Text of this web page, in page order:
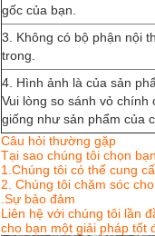
gốc của bạn.
3. Không có bộ phận nội
trong.
4. Hình ảnh là của sản
Vui lòng so sánh vỏ
giống như sản phẩm của
Câu hỏi thường gặp
Tại sao chúng tôi chọn
1.Chúng tôi có thể cung
2. Chúng tôi chăm sóc
.Sự bảo đảm
Liên hệ với chúng tôi lần
cho bạn một giải pháp tốt